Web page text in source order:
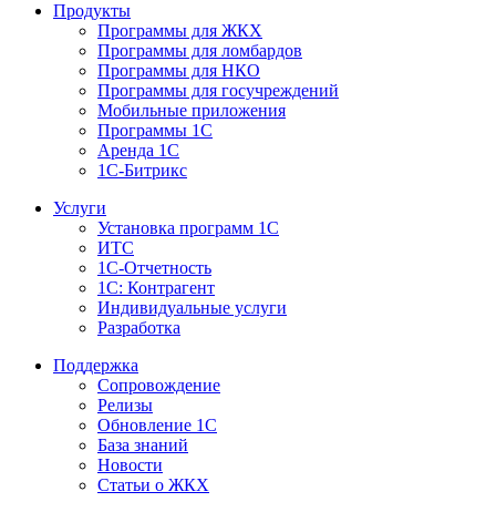
Продукты
Программы для ЖКХ
Программы для ломбардов
Программы для НКО
Программы для госучреждений
Мобильные приложения
Программы 1С
Аренда 1С
1С-Битрикс
Услуги
Установка программ 1С
ИТС
1С-Отчетность
1С: Контрагент
Индивидуальные услуги
Разработка
Поддержка
Сопровождение
Релизы
Обновление 1С
База знаний
Новости
Статьи о ЖКХ